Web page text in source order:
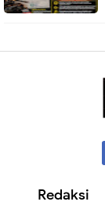
Redaksi